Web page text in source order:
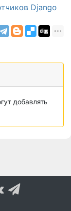
Django
добавлять